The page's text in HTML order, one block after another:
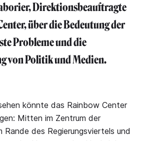
Direktionsbeauftragte
über die Bedeutung der
Probleme und die
von Politik und Medien.
könnte das Rainbow Center
Mitten im Zentrum der
des Regierungsviertels und